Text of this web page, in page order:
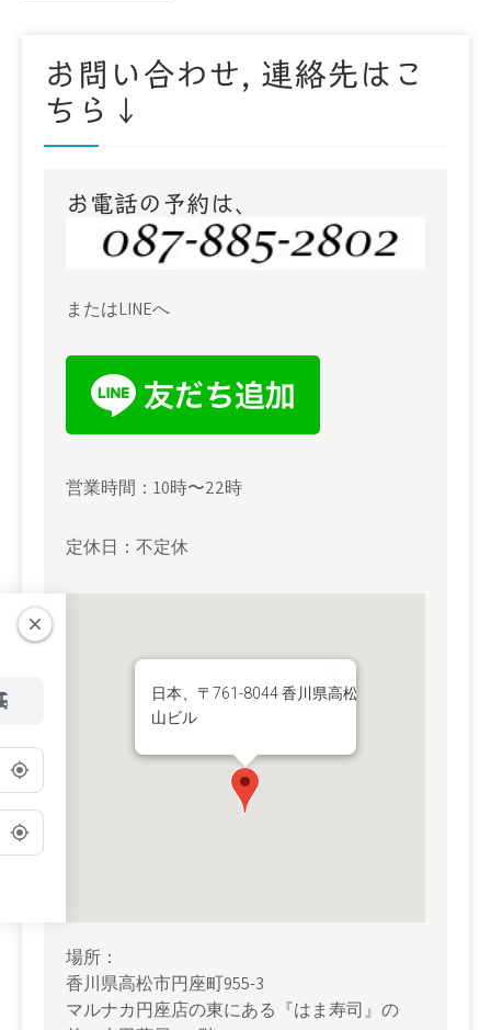
お問い合わせ, 連絡先はこ
ちら↓
お電話の予約は、
またはLINEへ
営業時間：10時〜22時
定休日：不定休
日本、〒761-8044 香川県高松市円座町 太
山ビル
場所：
香川県高松市円座町955-3
マルナカ円座店の東にある『はま寿司』の